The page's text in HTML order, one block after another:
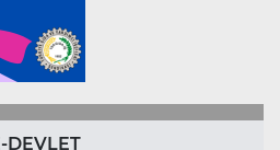
DEVLET